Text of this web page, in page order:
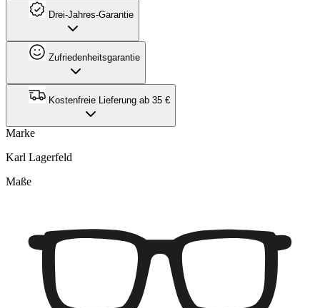
Drei-Jahres-Garantie
Zufriedenheitsgarantie
Kostenfreie Lieferung ab 35 €
Marke
Karl Lagerfeld
Maße